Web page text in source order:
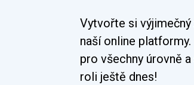
Vytvořte si
naší online
pro všechny úrovně
roli ještě dnes!